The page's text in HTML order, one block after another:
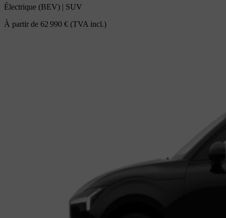
Électrique (BEV) | SUV
À partir de 62 990 € (TVA incl.)